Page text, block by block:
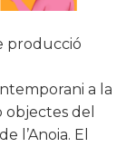
producció
a la
del
l’Anoia. El